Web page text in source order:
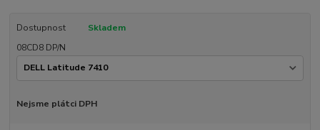
Dostupnost
Skladem
08CD8 DP/N
Nejsme plátci DPH